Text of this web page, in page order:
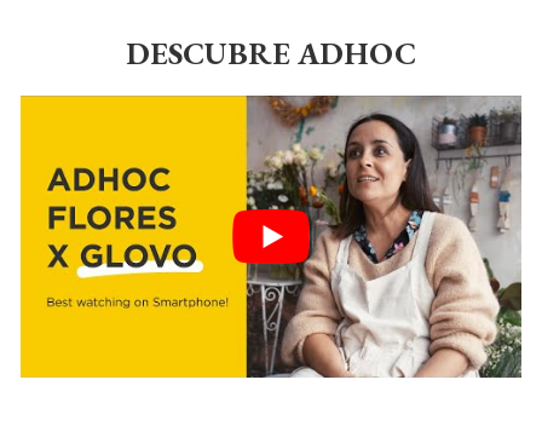
DESCUBRE ADHOC